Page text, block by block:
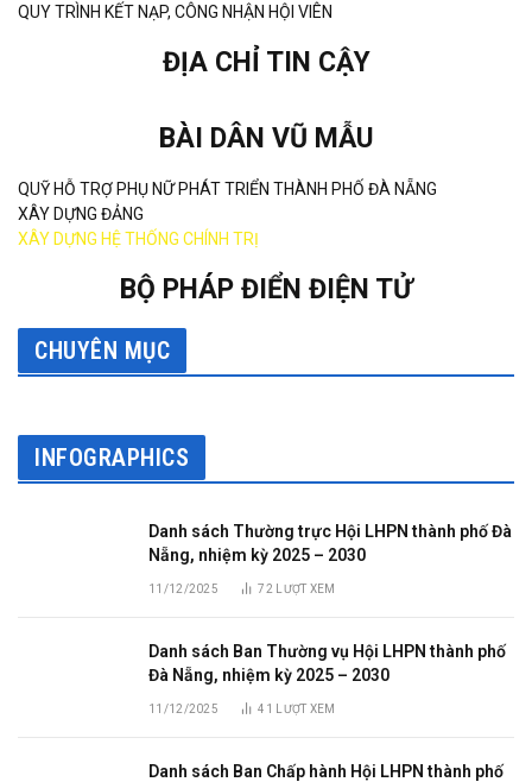
QUY TRÌNH KẾT NẠP, CÔNG NHẬN HỘI VIÊN
ĐỊA CHỈ TIN CẬY
BÀI DÂN VŨ MẪU
QUỸ HỖ TRỢ PHỤ NỮ PHÁT TRIỂN THÀNH PHỐ ĐÀ NẴNG
XÂY DỰNG ĐẢNG
XÂY DỰNG HỆ THỐNG CHÍNH TRỊ
BỘ PHÁP ĐIỂN ĐIỆN TỬ
CHUYÊN MỤC
INFOGRAPHICS
Danh sách Thường trực Hội LHPN thành phố Đà
Nẵng, nhiệm kỳ 2025 – 2030
11/12/2025 72 LƯỢT XEM
Danh sách Ban Thường vụ Hội LHPN thành phố
Đà Nẵng, nhiệm kỳ 2025 – 2030
11/12/2025 41 LƯỢT XEM
Danh sách Ban Chấp hành Hội LHPN thành phố